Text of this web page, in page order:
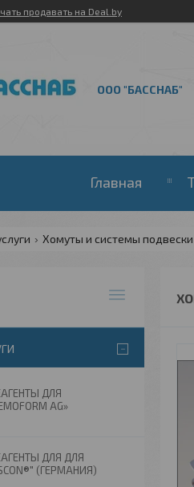
продавать на Deal.by
ООО "БАССНАБ"
Главная
Хомуты и системы подвески
ДЛЯ
AG»
ДЛЯ ДЛЯ
(ГЕРМАНИЯ)